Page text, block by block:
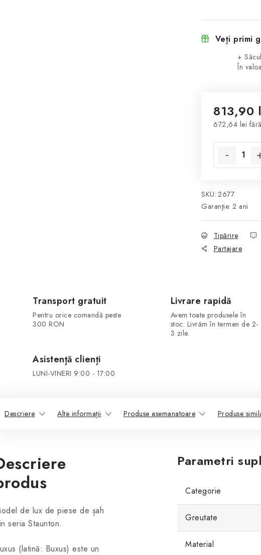
Veți primi
+
În
813,90
672,64 lei
SKU: 2677
Garanţie: 2 ani
Tipărire
Partajare
Transport gratuit
Pentru orice comandă peste
300 RON
Livrare rapidă
Avem toate produsele în
stoc. Livrăm în termen de 2-
3 zile.
Asistență clienți
LUNI-VINERI 9:00 - 17:00
Descriere Alte informații Produse asemanatoare Produse
de lux de piese de șah
seria Staunton.
(latină: Buxus) este un
Parametri
Categorie
Greutate
Material